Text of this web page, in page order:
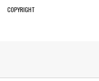
COPYRIGHT